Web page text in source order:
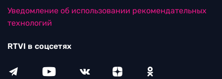
Уведомление об использовании рекомендательных
технологий
RTVI в соцсетях